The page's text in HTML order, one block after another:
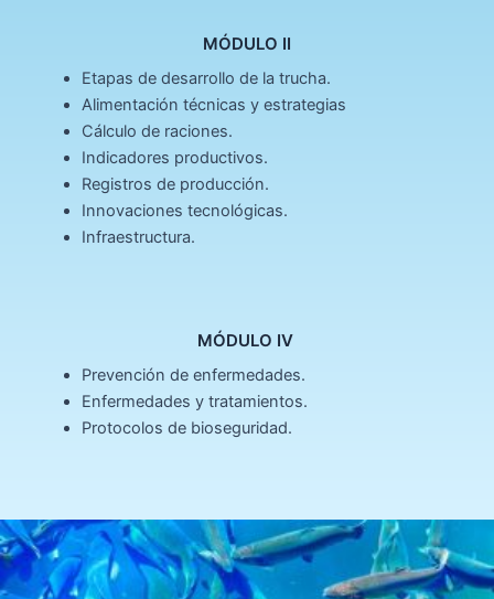
MÓDULO II
Etapas de desarrollo de la trucha.
Alimentación técnicas y estrategias
Cálculo de raciones.
Indicadores productivos.
Registros de producción.
Innovaciones tecnológicas.
Infraestructura.
MÓDULO IV ​
Prevención de enfermedades.
Enfermedades y tratamientos.
Protocolos de bioseguridad.